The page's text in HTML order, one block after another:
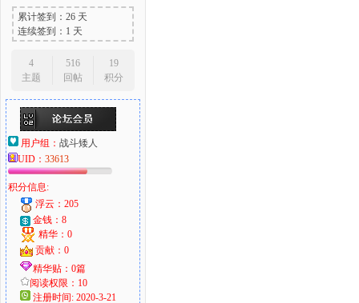
累计签到：26 天
连续签到：1 天
4
主题
516
回帖
19
积分
用户组： 战斗矮人
UID： 33613
积分信息:
浮云：205
金钱：8
精华：0
贡献：0
精华贴：0篇
阅读权限：10
注册时间: 2020-3-21